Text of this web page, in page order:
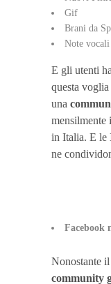
Gif
Brani da
Note
E gli utenti
questa
una
in Italia. E le
ne
Facebook
Nonostante
community